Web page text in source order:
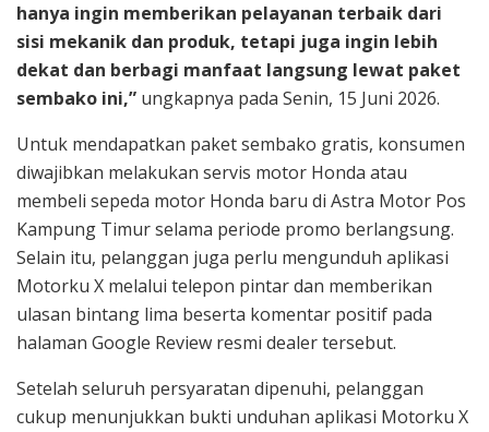
hanya ingin memberikan pelayanan terbaik dari
sisi mekanik dan produk, tetapi juga ingin lebih
dekat dan berbagi manfaat langsung lewat paket
sembako ini,” ungkapnya pada Senin, 15 Juni 2026.
Untuk mendapatkan paket sembako gratis, konsumen
diwajibkan melakukan servis motor Honda atau
membeli sepeda motor Honda baru di Astra Motor Pos
Kampung Timur selama periode promo berlangsung.
Selain itu, pelanggan juga perlu mengunduh aplikasi
Motorku X melalui telepon pintar dan memberikan
ulasan bintang lima beserta komentar positif pada
halaman Google Review resmi dealer tersebut.
Setelah seluruh persyaratan dipenuhi, pelanggan
cukup menunjukkan bukti unduhan aplikasi Motorku X